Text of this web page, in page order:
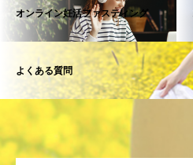
オンライン妊活ファスティング
よくある質問